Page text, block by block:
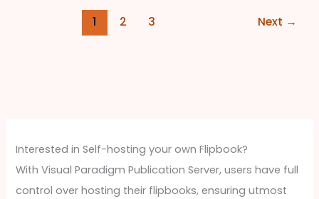
1 2 3 Next →
Interested in Self-hosting your own Flipbook?
With Visual Paradigm Publication Server, users have full
control over hosting their flipbooks, ensuring utmost